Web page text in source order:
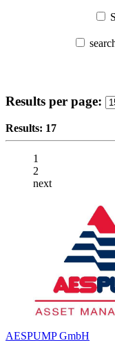
Results per page:
Results: 17
1
2
next
AESPUMP GmbH